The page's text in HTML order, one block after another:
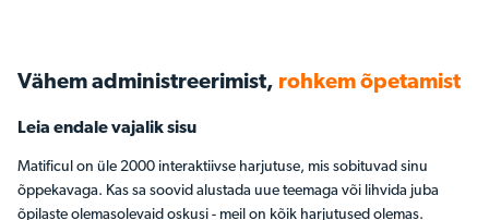
Vähem administreerimist, rohkem õpetamist
Leia endale vajalik sisu
Matificul on üle 2000 interaktiivse harjutuse, mis sobituvad sinu
õppekavaga. Kas sa soovid alustada uue teemaga või lihvida juba
õpilaste olemasolevaid oskusi - meil on kõik harjutused olemas.